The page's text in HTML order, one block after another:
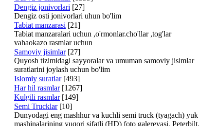
Dengiz jonivorlari [27]
Dengiz osti jonivorlari uhun bo'lim
Tabiat manzarasi [21]
Tabiat manzaralari uchun ,o'rmonlar.cho'llar ,tog'lar
vahaokazo rasmlar uchun
Samoviy jisimlar [27]
Quyosh tizimidagi sayyoralar va umuman samoviy jisimlar
suratlarini joylash uchun bo'lim
Islomiy suratlar [493]
Har hil rasmlar [1267]
Kulgili rasmlar [149]
Semi Trucklar [10]
Dunyodagi eng mashhur va kuchli semi truck (tyagach) yuk
mashinalarining yuqori sifatli (HD) foto galereyasi. Peterbilt,